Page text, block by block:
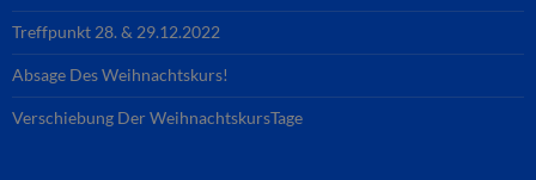
Treffpunkt 28. & 29.12.2022
Absage Des Weihnachtskurs!
Verschiebung Der WeihnachtskursTage